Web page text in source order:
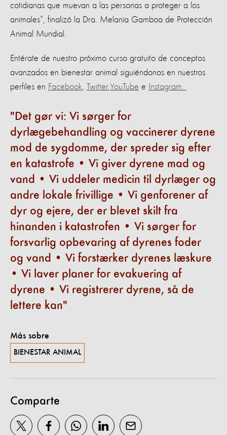
cotidianas que muevan a las personas a proteger a los
animales”, finalizó la Dra. Melania Gamboa de Protección
Animal Mundial.
Entérate de nuestro próximo curso gratuito de conceptos
avanzados en bienestar animal siguiéndonos en nuestros
perfiles en Facebook Twitter,YouTube e Instagram.
Det gør vi: Vi sørger for
dyrlægebehandling og vaccinerer dyrene
mod de sygdomme, der spreder sig efter
en katastrofe • Vi giver dyrene mad og
vand • Vi uddeler medicin til dyrlæger og
andre lokale frivillige • Vi genforener af
dyr og ejere, der er blevet skilt fra
hinanden i katastrofen • Vi sørger for
forsvarlig opbevaring af dyrenes foder
og vand • Vi forstærker dyrenes læskure
• Vi laver planer for evakuering af
dyrene • Vi registrerer dyrene, så de
lettere kan
Más sobre
BIENESTAR ANIMAL
Comparte